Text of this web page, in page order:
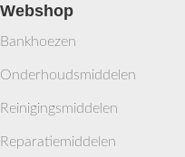
Webshop
Bankhoezen
Onderhoudsmiddelen
Reinigingsmiddelen
Reparatiemiddelen